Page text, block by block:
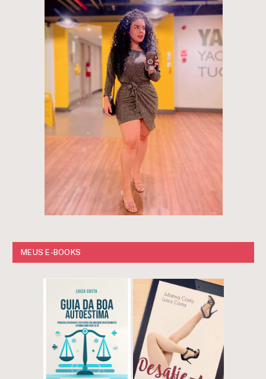
MEUS E-BOOKS